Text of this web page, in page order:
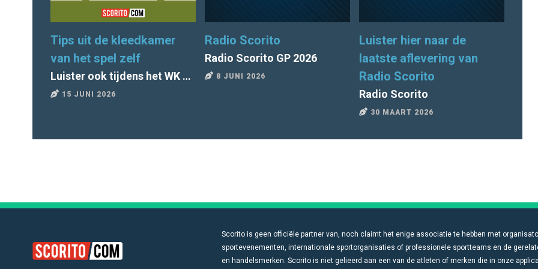
Tips uit de kleedkamer
van het spel zelf
Luister ook tijdens het WK 2026 naar Radio Scorito
15 JUNI 2026
Radio Scorito
Radio Scorito GP 2026
8 JUNI 2026
Luister hier naar de
laatste aflevering van
Radio Scorito
Radio Scorito
30 MAART 2026
Scorito is geen officiële partner van, noch claimt het enige associatie te hebben met
sportevenementen, internationale sportorganisaties of professionele sportteams en de
en handelsmerken. Scorito is niet gelieerd aan een van de atleten of merken die in onze